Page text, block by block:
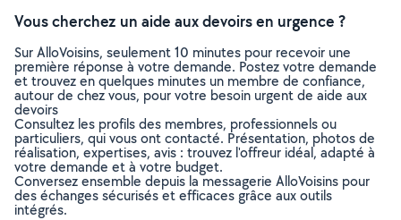
Vous cherchez un aide aux devoirs en urgence ?
Sur AlloVoisins, seulement 10 minutes pour recevoir une
première réponse à votre demande. Postez votre demande
et trouvez en quelques minutes un membre de confiance,
autour de chez vous, pour votre besoin urgent de aide aux
devoirs
Consultez les profils des membres, professionnels ou
particuliers, qui vous ont contacté. Présentation, photos de
réalisation, expertises, avis : trouvez l'offreur idéal, adapté à
votre demande et à votre budget.
Conversez ensemble depuis la messagerie AlloVoisins pour
des échanges sécurisés et efficaces grâce aux outils
intégrés.